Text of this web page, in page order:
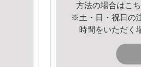
方法の場合はこ
※土・日・祝日の
時間をいただく